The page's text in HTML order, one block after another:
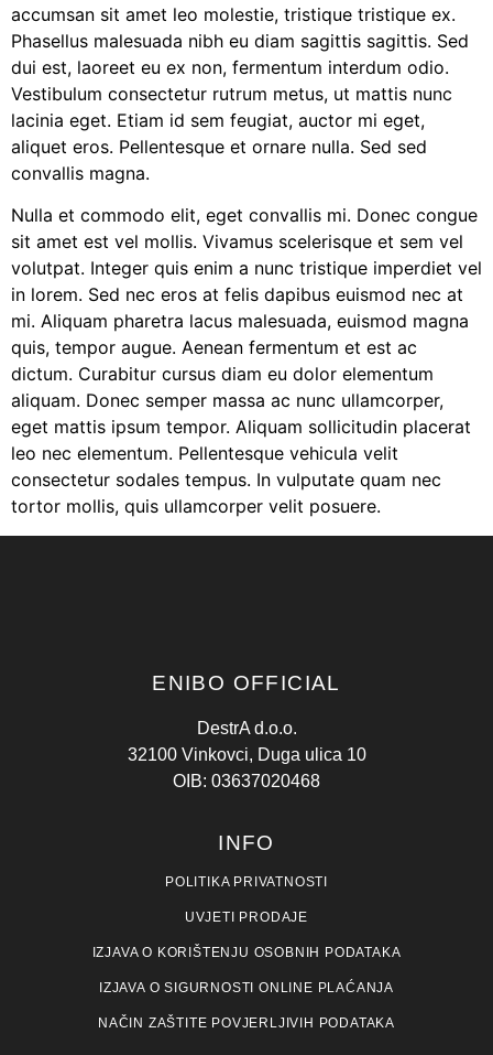
accumsan sit amet leo molestie, tristique tristique ex.
Phasellus malesuada nibh eu diam sagittis sagittis. Sed
dui est, laoreet eu ex non, fermentum interdum odio.
Vestibulum consectetur rutrum metus, ut mattis nunc
lacinia eget. Etiam id sem feugiat, auctor mi eget,
aliquet eros. Pellentesque et ornare nulla. Sed sed
convallis magna.
Nulla et commodo elit, eget convallis mi. Donec congue
sit amet est vel mollis. Vivamus scelerisque et sem vel
volutpat. Integer quis enim a nunc tristique imperdiet vel
in lorem. Sed nec eros at felis dapibus euismod nec at
mi. Aliquam pharetra lacus malesuada, euismod magna
quis, tempor augue. Aenean fermentum et est ac
dictum. Curabitur cursus diam eu dolor elementum
aliquam. Donec semper massa ac nunc ullamcorper,
eget mattis ipsum tempor. Aliquam sollicitudin placerat
leo nec elementum. Pellentesque vehicula velit
consectetur sodales tempus. In vulputate quam nec
tortor mollis, quis ullamcorper velit posuere.
ENIBO OFFICIAL
DestrA d.o.o.
32100 Vinkovci, Duga ulica 10
OIB: 03637020468
INFO
POLITIKA PRIVATNOSTI
UVJETI PRODAJE
IZJAVA O KORIŠTENJU OSOBNIH PODATAKA
IZJAVA O SIGURNOSTI ONLINE PLAĆANJA
NAČIN ZAŠTITE POVJERLJIVIH PODATAKA